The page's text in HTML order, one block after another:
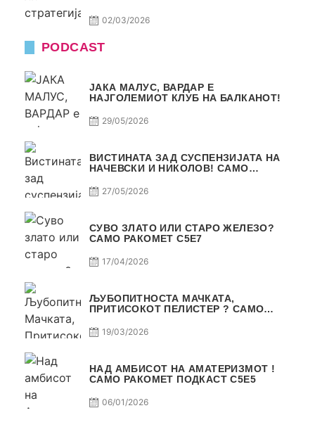
02/03/2026
PODCAST
ЈАКА МАЛУС, ВАРДАР Е
НАЈГОЛЕМИОТ КЛУБ НА БАЛКАНОТ!
29/05/2026
ВИСТИНАТА ЗАД СУСПЕНЗИЈАТА НА
НАЧЕВСКИ И НИКОЛОВ! САМО
27/05/2026
СУВО ЗЛАТО ИЛИ СТАРО ЖЕЛЕЗО?
САМО РАКОМЕТ С5Е7
17/04/2026
ЉУБОПИТНОСТА МАЧКАТА,
ПРИТИСОКОТ ПЕЛИСТЕР ? САМО
19/03/2026
НАД АМБИСОТ НА АМАТЕРИЗМОТ !
САМО РАКОМЕТ ПОДКАСТ С5E5
06/01/2026